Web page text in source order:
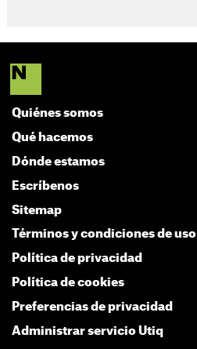
Quiénes somos
Qué hacemos
Dónde estamos
Escríbenos
Sitemap
Términos y condiciones de uso
Política de privacidad
Política de cookies
Preferencias de privacidad
Administrar servicio Utiq